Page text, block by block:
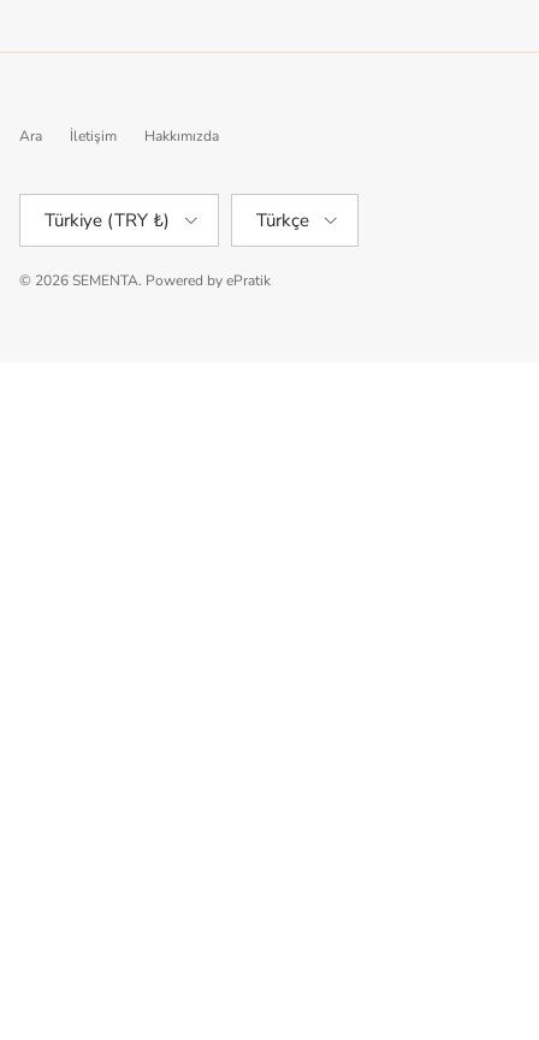
Ara İletişim Hakkımızda
Türkiye (TRY ₺) Türkçe
© 2026SEMENTA. Powered byePratik